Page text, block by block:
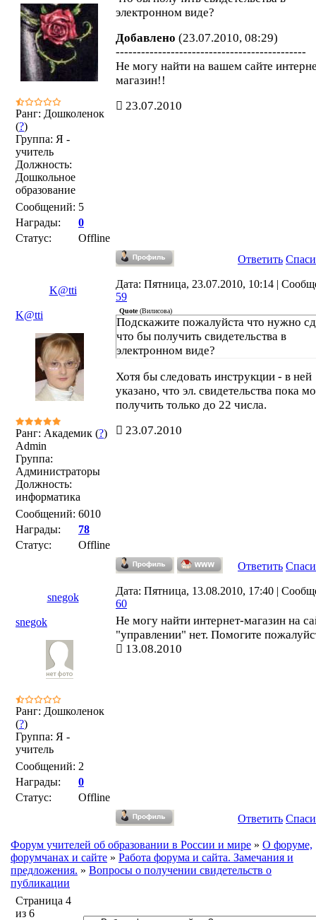
Ранг: Дошколенок
(?)
Группа: Я -
учитель
Должность:
Дошкольное
образование
Сообщений: 5
Награды:
0
Статус:
Offline
электронном виде?
Добавлено (23.07.2010, 08:29)
---------------------------------------------
Не могу найти на вашем сайте
магазин!!
23.07.2010
Ответить
K@tti
Дата: Пятница, 23.07.2010, 10:14 |
59
K@tti
Ранг: Академик (?)
Admin
Группа:
Администраторы
Должность:
информатика
Сообщений: 6010
Награды:
78
Статус:
Offline
Quote(Вилисова)
Подскажите пожалуйста что нужно
что бы получить свидетельства в
электронном виде?
Хотя бы следовать инструкции - в ней
указано, что эл. свидетельства пока
получить только до 22 числа.
23.07.2010
Ответить
snegok
Дата: Пятница, 13.08.2010, 17:40 |
60
snegok
Ранг: Дошколенок
(?)
Группа: Я -
учитель
Сообщений: 2
Награды:
0
Статус:
Offline
Не могу найти интернет-магазин на
"управлении" нет. Помогите
13.08.2010
Ответить
Форум учителей об образовании в России и мире » О форуме,
форумчанах и сайте » Работа форума и сайта. Замечания и
предложения. » Вопросы о получении свидетельств о
публикации
Страница 4
из 6